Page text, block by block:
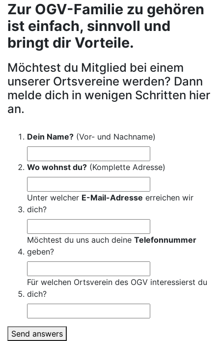
Zur OGV-Familie zu gehören
ist einfach, sinnvoll und
bringt dir Vorteile.
Möchtest du Mitglied bei einem
unserer Ortsvereine werden? Dann
melde dich in wenigen Schritten hier
an.
Dein Name? (Vor- und Nachname)
Wo wohnst du? (Komplette Adresse)
Unter welcher E-Mail-Adresse erreichen wir
dich?
Möchtest du uns auch deine Telefonnummer
geben?
Für welchen Ortsverein des OGV interessierst du
dich?
Send answers